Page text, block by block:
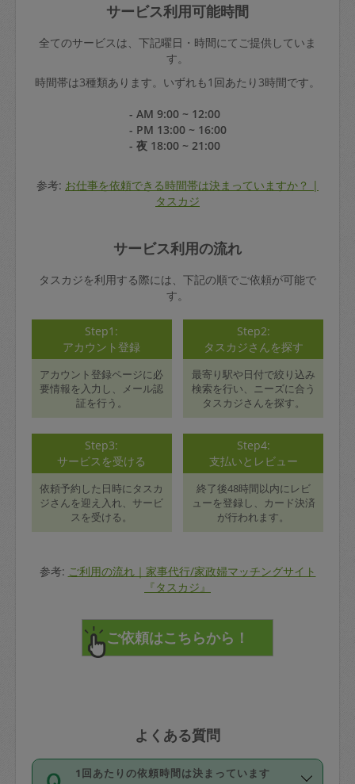
サービス利用可能時間
全てのサービスは、下記曜日・時間にてご提供していま
す。
時間帯は3種類あります。いずれも1回あたり3時間です。
- AM 9:00 ~ 12:00
- PM 13:00 ~ 16:00
- 夜 18:00 ~ 21:00
参考: お仕事を依頼できる時間帯は決まっていますか？ |
タスカジ
サービス利用の流れ
タスカジを利用する際には、下記の順でご依頼が可能で
す。
Step1:
アカウント登録
アカウント登録ページに必
要情報を入力し、メール認
証を行う。
Step2:
タスカジさんを探す
最寄り駅や日付で絞り込み
検索を行い、ニーズに合う
タスカジさんを探す。
Step3:
サービスを受ける
依頼予約した日時にタスカ
ジさんを迎え入れ、サービ
スを受ける。
Step4:
支払いとレビュー
終了後48時間以内にレビ
ューを登録し、カード決済
が行われます。
参考: ご利用の流れ｜家事代行/家政婦マッチングサイト
『タスカジ』
よくある質問
1回あたりの依頼時間は決まっています